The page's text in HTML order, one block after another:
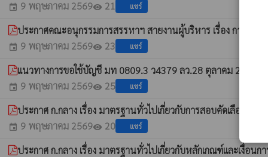
event 9 พฤษภาคม 2569visibility 21 แชร์
ประกาศคณะอนุกรรมการสรรหาฯ สายงานผู้บริหาร เรื่อง การแก้
event 9 พฤษภาคม 2569visibility 23 แชร์
แนวทางการขอใช้บัญชี มท 0809.3 ว4379 ลว.28 ตุลาคม 2562
event 9 พฤษภาคม 2569visibility 25 แชร์
ประกาศ ก.กลาง เรื่อง มาตรฐานทั่วไปเกี่ยวกับการสอบคัดเลือก
event 9 พฤษภาคม 2569visibility 20 แชร์
ประกาศ ก.กลาง เรื่อง มาตรฐานทั่วไปเกี่ยวกับหลักเกณฑ์และเงื่อน